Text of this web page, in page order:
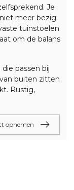
Je
meer bezig
tuinstoelen
om de balans
passen bij
buiten zitten
Rustig,
opnemen